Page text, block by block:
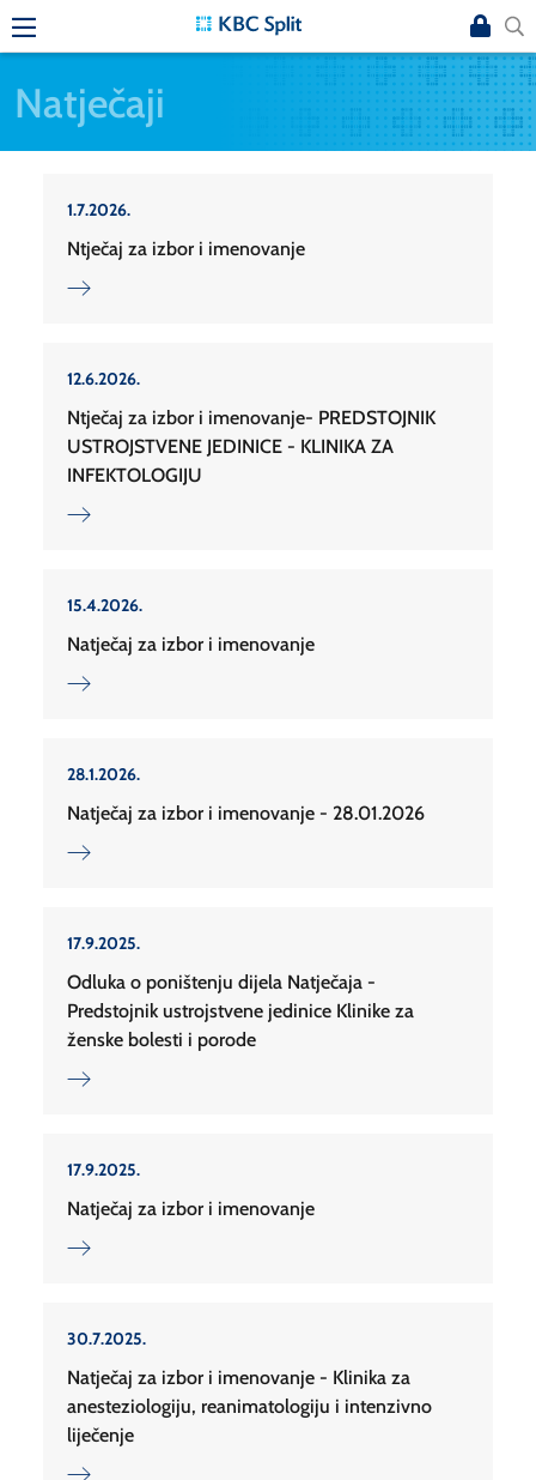
Natječaji
1.7.2026.
Ntječaj za izbor i imenovanje
12.6.2026.
Ntječaj za izbor i imenovanje- PREDSTOJNIK
USTROJSTVENE JEDINICE - KLINIKA ZA
INFEKTOLOGIJU
15.4.2026.
Natječaj za izbor i imenovanje
28.1.2026.
Natječaj za izbor i imenovanje - 28.01.2026
17.9.2025.
Odluka o poništenju dijela Natječaja -
Predstojnik ustrojstvene jedinice Klinike za
ženske bolesti i porode
17.9.2025.
Natječaj za izbor i imenovanje
30.7.2025.
Natječaj za izbor i imenovanje - Klinika za
anesteziologiju, reanimatologiju i intenzivno
liječenje